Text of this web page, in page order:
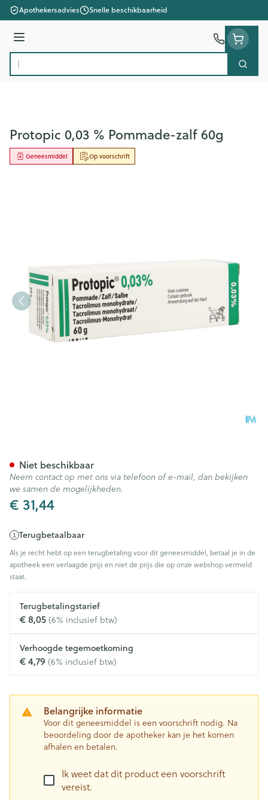
Ga naar de inhoud
Apothekersadvies Snelle beschikbaarheid
Menu
Product, merk, categorie...
Zoek
Protopic 0,03 % Pommade-zalf 60g
Op voorschrift
Geneesmiddel
€ 31,44
Terugbetaalbaar
Als je recht hebt op een terugbetaling voor dit geneesmiddel, betaal je in de
apotheek een verlaagde prijs en niet de prijs die op onze webshop vermeld
staat.
Terugbetalingstarief
€ 8,05(6% inclusief btw)
Verhoogde tegemoetkoming
€ 4,79 (6% inclusief btw)
Belangrijke informatie
Voor dit geneesmiddel is een voorschrift nodig. Na
beoordeling door de apotheker kan je het komen
afhalen en betalen.
Ik weet dat dit product een voorschrift
vereist.
Niet beschikbaar
Neem contact op met ons via telefoon of e-mail, dan bekijken
we samen de mogelijkheden.